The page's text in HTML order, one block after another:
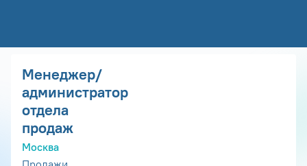
Менеджер/
администратор
отдела
продаж
Москва